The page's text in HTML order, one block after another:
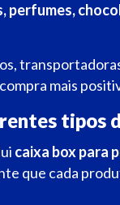
perfumes,
mais
tipos
caixa box para
que cada